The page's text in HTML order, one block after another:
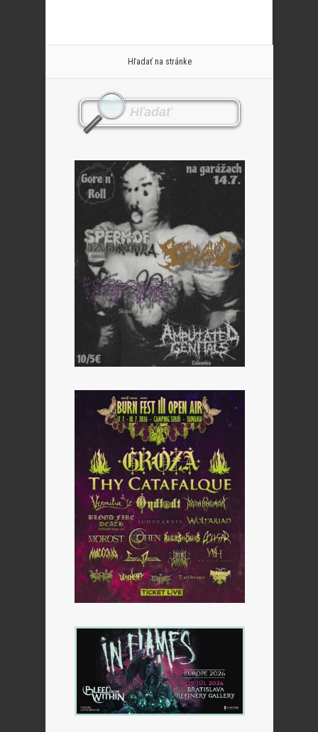
Hľadať na stránke